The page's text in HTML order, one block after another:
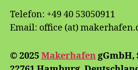
Telefon: +49 40 53050911
Email: office (at)
© 2025 MakerhafengGmbH,